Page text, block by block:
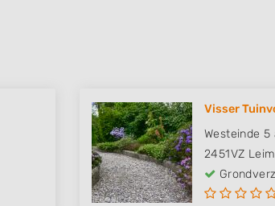
Visser
Westeinde 5
2451VZ